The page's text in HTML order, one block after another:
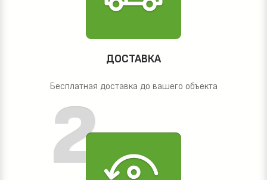
ДОСТАВКА
Бесплатная доставка до вашего объекта